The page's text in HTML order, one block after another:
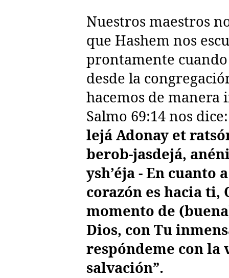
Nuestros maestros
que Hashem nos
prontamente
desde la
hacemos de
Salmo 69:14 nos
lejá Adonay et
berob-jasdejá,
ysh’éja - En cuanto
corazón es hacia ti,
momento de
Dios, con Tu
respóndeme con la
salvación”.